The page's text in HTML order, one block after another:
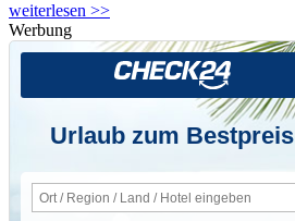
weiterlesen >>
Werbung
Urlaub zum Bestpreis